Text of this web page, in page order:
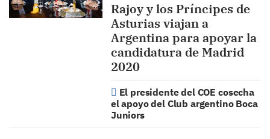
Rajoy y los Príncipes de
Asturias viajan a
Argentina para apoyar la
candidatura de Madrid
2020
El presidente del COE cosecha
el apoyo del Club argentino Boca
Juniors